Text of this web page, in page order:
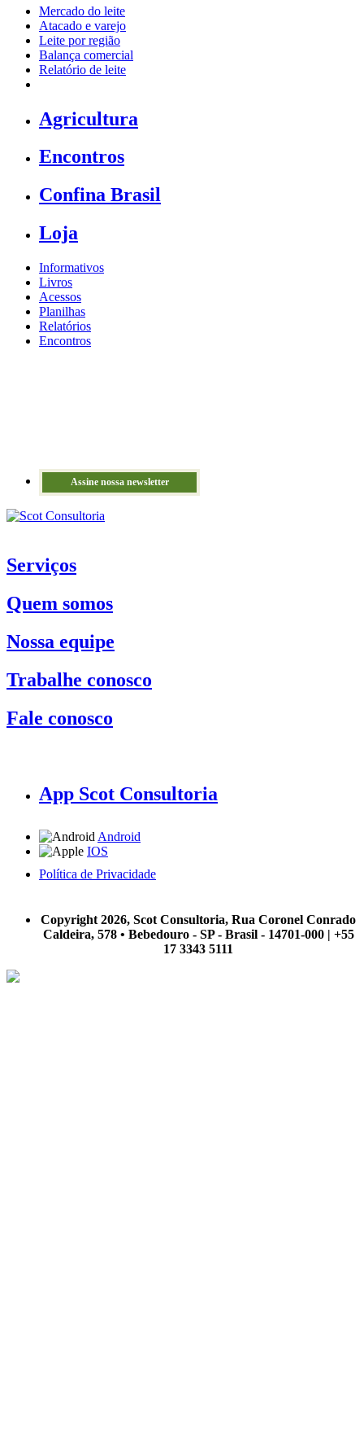
Mercado do leite
Atacado e varejo
Leite por região
Balança comercial
Relatório de leite
Agricultura
Encontros
Confina Brasil
Loja
Informativos
Livros
Acessos
Planilhas
Relatórios
Encontros
Assine nossa newsletter
Serviços
Quem somos
Nossa equipe
Trabalhe conosco
Fale conosco
App Scot Consultoria
Android
IOS
Política de Privacidade
Copyright 2026, Scot Consultoria, Rua Coronel Conrado
Caldeira, 578 • Bebedouro - SP - Brasil - 14701-000 | +55
17 3343 5111